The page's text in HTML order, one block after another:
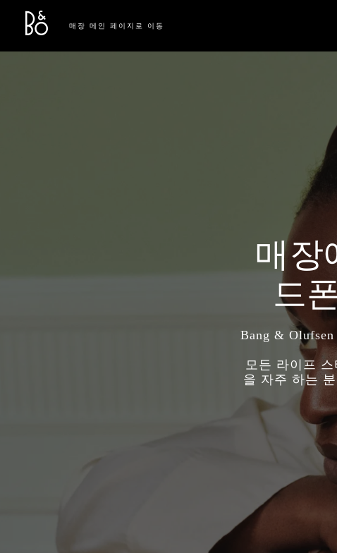
Bang & Olufsen - Exist to Create
매장 메인 페이지로 이동
매장
드
Bang &
모든 라이프
을 자주 하는